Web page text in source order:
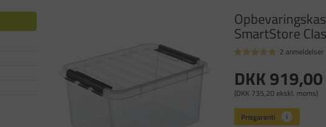
SmartStore
2 anmeldelser
DKK 919,00
(DKK 735,20 ekskl. moms)